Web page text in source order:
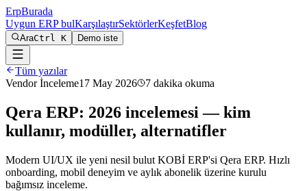
ErpBurada
Uygun ERP bulKarşılaştırSektörlerKeşfetBlog
AraCtrl K Demo iste
Tüm yazılar
Vendor İnceleme17 May 2026 7 dakika okuma
Qera ERP: 2026 incelemesi — kim
kullanır, modüller, alternatifler
Modern UI/UX ile yeni nesil bulut KOBİ ERP'si Qera ERP. Hızlı
onboarding, mobil deneyim ve aylık abonelik üzerine kurulu
bağımsız inceleme.